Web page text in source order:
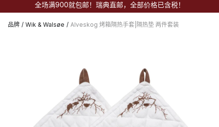
全场满900就包邮！瑞典直邮，全部价格已含税！
品牌 / Wik & Walsøe / Alveskog 烤箱隔热手套|隔热垫 两件套装